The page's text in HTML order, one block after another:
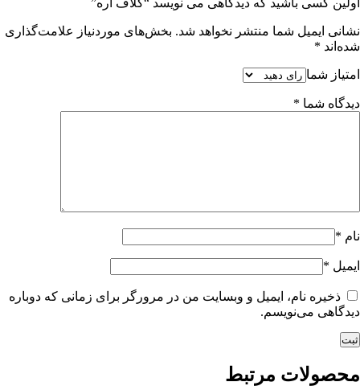
نشانی ایمیل شما منتشر نخواهد شد. بخش‌های موردنیاز علامت‌گذاری
شده‌اند *
امتیاز شما
دیدگاه شما *
نام *
ایمیل *
ذخیره نام، ایمیل و وبسایت من در مرورگر برای زمانی که دوباره
دیدگاهی می‌نویسم.
محصولات مرتبط